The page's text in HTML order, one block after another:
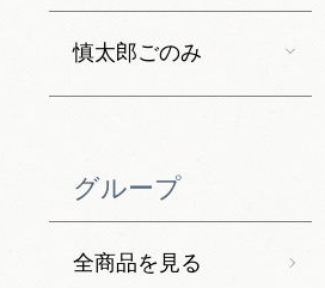
慎太郎ごのみ
グループ
全商品を見る